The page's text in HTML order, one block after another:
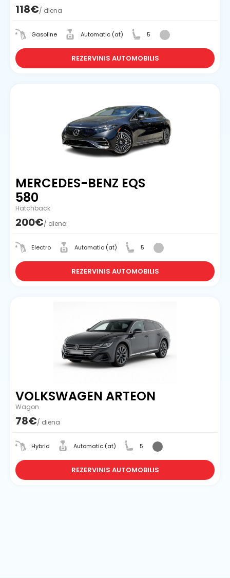
118€/ diena
Gasoline Automatic (at) 5
REZERVINIS AUTOMOBILIS
MERCEDES-BENZ EQS
580
Hatchback
200€/ diena
Electro Automatic (at) 5
REZERVINIS AUTOMOBILIS
VOLKSWAGEN ARTEON
Wagon
78€/ diena
Hybrid Automatic (at) 5
REZERVINIS AUTOMOBILIS